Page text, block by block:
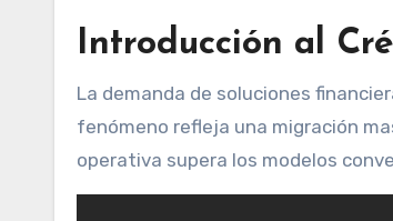
Introducción al
La demanda de soluciones
fenómeno refleja una migración
operativa supera los modelos